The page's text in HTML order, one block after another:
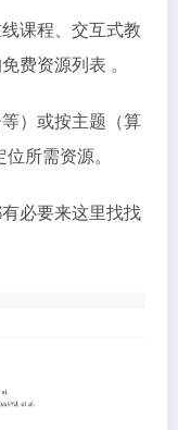
课程、交互式教
费资源列表 。
）或按主题（算
所需资源。
必要来这里找找